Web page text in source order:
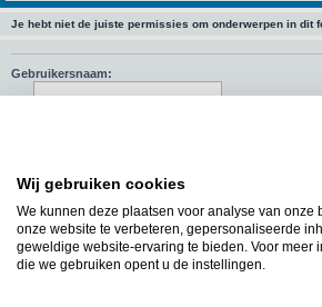
Wij gebruiken cookies
We kunnen deze plaatsen voor analyse van onze
onze website te verbeteren, gepersonaliseerde
geweldige website-ervaring te bieden. Voor meer
die we gebruiken opent u de instellingen.
Je hebt niet de juiste permissies om onderwerpen in dit
Gebruikersnaam:
Mij deze sessie niet weergeven in de lijst met